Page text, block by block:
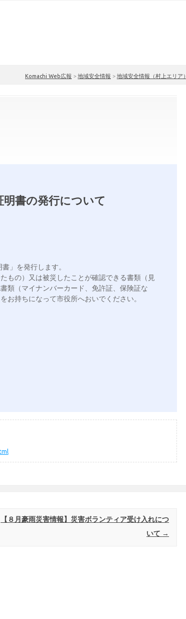
Komachi Web広報 > 地域安全情報 > 地域安全情報（村上エリア）
明書の発行について
」を発行します。
もの）又は被災したことが確認できる書類（見
類（マイナンバーカード、免許証、保険証な
持ちになって市役所へおいでください。
【８月豪雨災害情報】災害ボランティア受け入れにつ
いて →